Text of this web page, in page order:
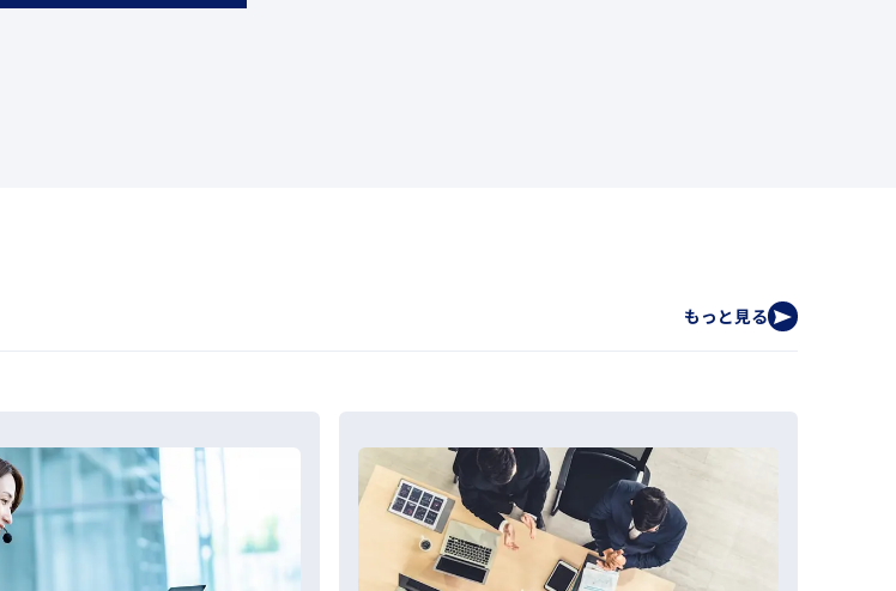
もっと見る